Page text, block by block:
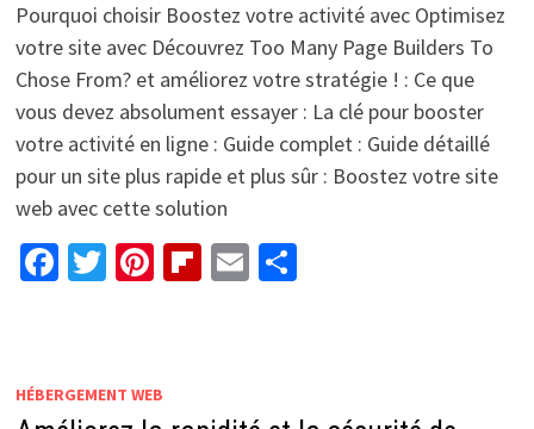
Pourquoi choisir Boostez votre activité avec Optimisez
votre site avec Découvrez Too Many Page Builders To
Chose From? et améliorez votre stratégie ! : Ce que
vous devez absolument essayer : La clé pour booster
votre activité en ligne : Guide complet : Guide détaillé
pour un site plus rapide et plus sûr : Boostez votre site
web avec cette solution
Facebook
Twitter
Pinterest
Flipboard
EmailPartager
HÉBERGEMENT WEB